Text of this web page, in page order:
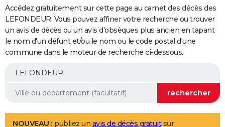
Programme TV
TNTStreaming
Cinéma
Sorties cinéma
Musique
+FINANCE
Impôts
Immobilier
Risques naturels par ville
Banque
Assurance
Crédit
AUTO
Essais
Réserver un essai
Citadines
Berlines
SUV
Forum auto
+
Mobiles
Meilleur smartphone
Internet
Ordinateurs
Jeux vidéo
Guide high-tech
Aménagement intérieur
LIFESTYLE
Accédez gratuitement sur cette page au carnet des décès des
LEFONDEUR. Vous pouvez affiner votre recherche ou trouver
un avis de décès ou un avis d'obsèques plus ancien en tapant
le nom d'un défunt et/ou le nom ou le code postal d'une
commune dans le moteur de recherche ci-dessous.
NOUVEAU : publiez un avis de décès gratuitsur